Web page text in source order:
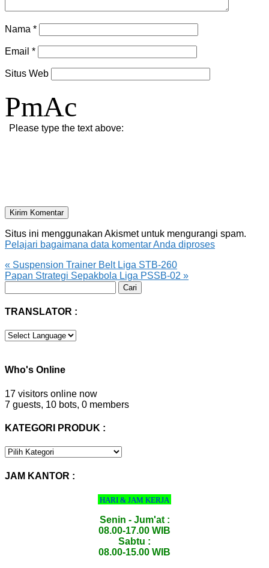
Nama *
Email *
Situs Web
PmAc
Please type the text above:
Situs ini menggunakan Akismet untuk mengurangi spam.
Pelajari bagaimana data komentar Anda diproses
« Suspension Trainer Belt Liga STB-260
Papan Strategi Sepakbola Liga PSSB-02 »
untuk:
TRANSLATOR :
Who's Online
17 visitors online now
7 guests, 10 bots, 0 members
KATEGORI PRODUK :
KATEGORI
JAM KANTOR :
HARI & JAM KERJA
Senin - Jum'at :
08.00-17.00 WIB
Sabtu :
08.00-15.00 WIB